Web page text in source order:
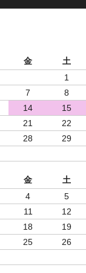
金
土
1
7
8
14
15
21
22
28
29
金
土
4
5
11
12
18
19
25
26